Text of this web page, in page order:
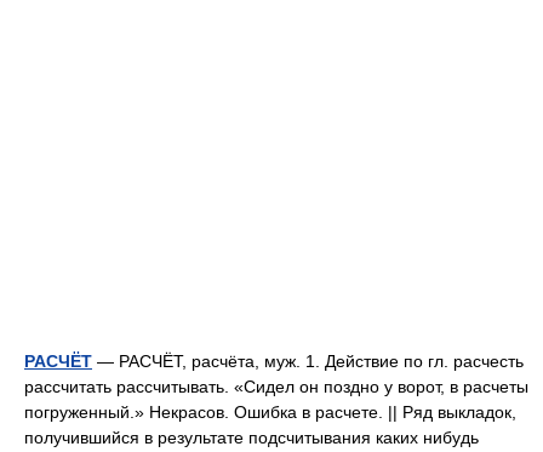
РАСЧЁТ — РАСЧЁТ, расчёта, муж. 1. Действие по гл. расчесть
рассчитать рассчитывать. «Сидел он поздно у ворот, в расчеты
погруженный.» Некрасов. Ошибка в расчете. || Ряд выкладок,
получившийся в результате подсчитывания каких нибудь